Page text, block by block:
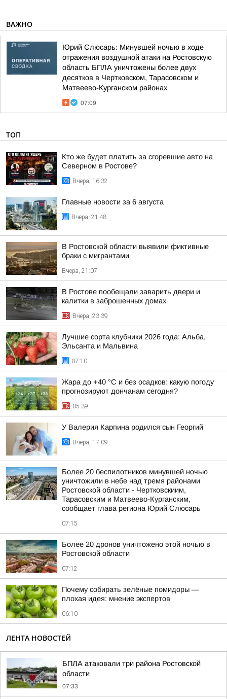
ВАЖНО
Юрий Слюсарь: Минувшей ночью в ходе
отражения воздушной атаки на Ростовскую
область БПЛА уничтожены более двух
десятков в Чертковском, Тарасовском и
Матвеево-Курганском районах
07:09
ТОП
Кто же будет платить за сгоревшие авто на
Северном в Ростове?
Вчера, 16:32
Главные новости за 6 августа
Вчера, 21:48
В Ростовской области выявили фиктивные
браки с мигрантами
Вчера, 21:07
В Ростове пообещали заварить двери и
калитки в заброшенных домах
Вчера, 23:39
Лучшие сорта клубники 2026 года: Альба,
Эльсанта и Мальвина
07:10
Жара до +40 °С и без осадков: какую погоду
прогнозируют дончанам сегодня?
05:39
У Валерия Карпина родился сын Георгий
Вчера, 17:09
Более 20 беспилотников минувшей ночью
уничтожили в небе над тремя районами
Ростовской области - Чертковскиим,
Тарасовским и Матвеево-Курганским,
сообщает глава региона Юрий Слюсарь
07:15
Более 20 дронов уничтожено этой ночью в
Ростовской области
07:12
Почему собирать зелёные помидоры —
плохая идея: мнение экспертов
06:10
ЛЕНТА НОВОСТЕЙ
БПЛА атаковали три района Ростовской
области
07:33